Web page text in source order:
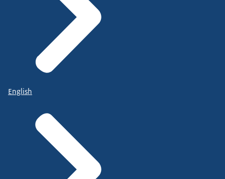
English